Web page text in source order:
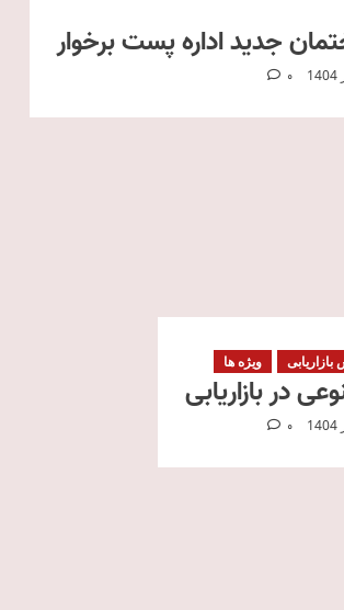
جدید اداره پست برخوار
0
ویژه ها
در بازاریابی
0